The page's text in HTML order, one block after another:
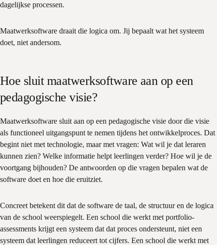
dagelijkse processen.
Maatwerksoftware draait die logica om. Jij bepaalt wat het systeem
doet, niet andersom.
Hoe sluit maatwerksoftware aan op een
pedagogische visie?
Maatwerksoftware sluit aan op een pedagogische visie door die visie
als functioneel uitgangspunt te nemen tijdens het ontwikkelproces. Dat
begint niet met technologie, maar met vragen: Wat wil je dat leraren
kunnen zien? Welke informatie helpt leerlingen verder? Hoe wil je de
voortgang bijhouden? De antwoorden op die vragen bepalen wat de
software doet en hoe die eruitziet.
Concreet betekent dit dat de software de taal, de structuur en de logica
van de school weerspiegelt. Een school die werkt met portfolio-
assessments krijgt een systeem dat dat proces ondersteunt, niet een
systeem dat leerlingen reduceert tot cijfers. Een school die werkt met